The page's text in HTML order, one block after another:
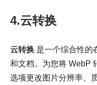
4.云转换
云转换 是一个综合性的
和文档。为您将 WebP
选项更改图片分辨率、